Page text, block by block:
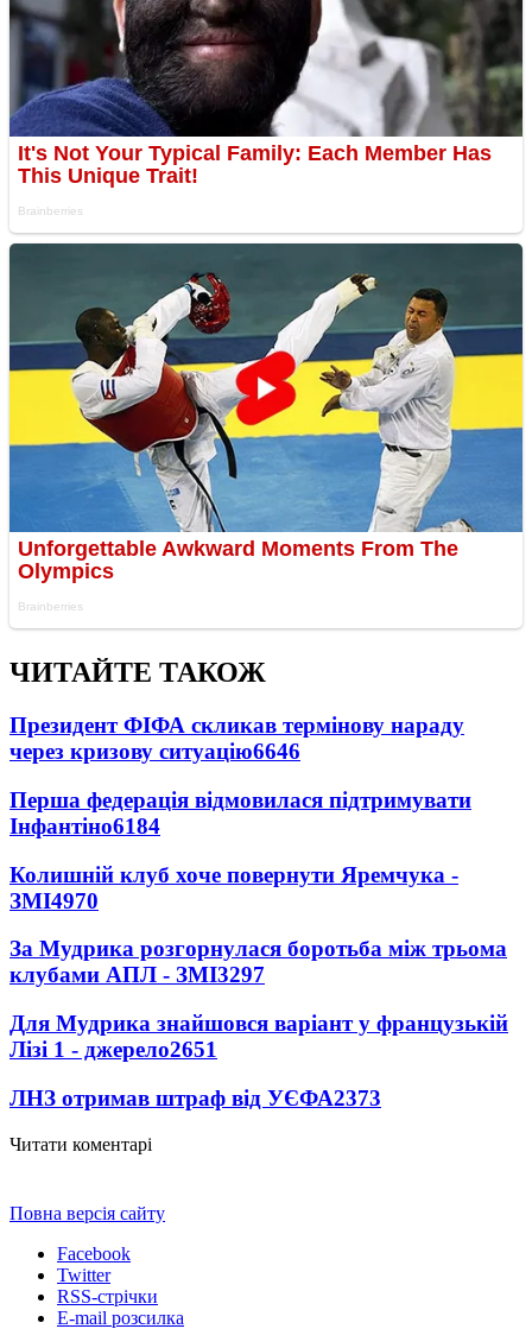
ЧИТАЙТЕ ТАКОЖ
Президент ФІФА скликав термінову нараду
через кризову ситуацію6646
Перша федерація відмовилася підтримувати
Інфантіно6184
Колишній клуб хоче повернути Яремчука -
ЗМІ4970
За Мудрика розгорнулася боротьба між трьома
клубами АПЛ - ЗМІ3297
Для Мудрика знайшовся варіант у французькій
Лізі 1 - джерело2651
ЛНЗ отримав штраф від УЄФА2373
Читати коментарі
Повна версія сайту
Facebook
Twitter
RSS-стрічки
E-mail розсилка